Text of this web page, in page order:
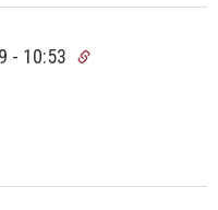
- 10:53